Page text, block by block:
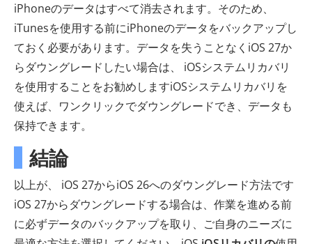
iPhoneのデータはすべて消去されます。そのため、
iTunesを使用する前にiPhoneのデータをバックアップし
ておく必要があります。データを失うことなくiOS 27か
らダウングレードしたい場合は、 iOSシステムリカバリ
を使用することをお勧めしますiOSシステムリカバリを
使えば、ワンクリックでダウングレードでき、データも
保持できます。
結論
以上が、 iOS 27からiOS 26へのダウングレード方法です
iOS 27からダウングレードする場合は、作業を進める前
に必ずデータのバックアップを取り、ご自身のニーズに